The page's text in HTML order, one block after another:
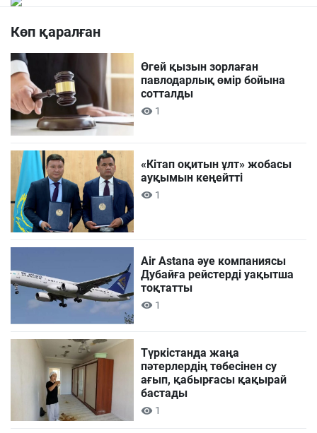
Көп қаралған
Өгей қызын зорлаған
павлодарлық өмір бойына
сотталды
1
«Кітап оқитын ұлт» жобасы
ауқымын кеңейтті
1
Air Astana әуе компаниясы
Дубайға рейстерді уақытша
тоқтатты
1
Түркістанда жаңа
пәтерлердің төбесінен су
ағып, қабырғасы қақырай
бастады
1